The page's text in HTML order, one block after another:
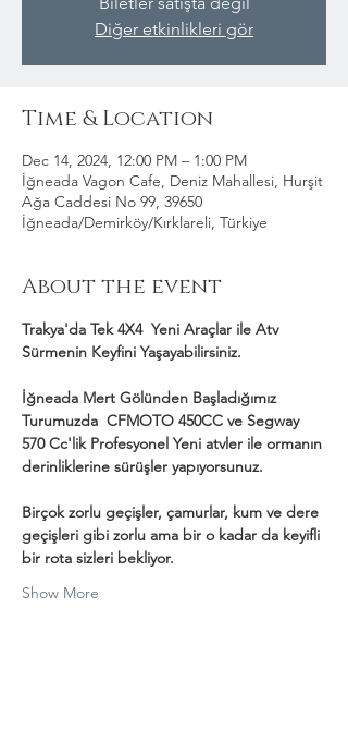
Diğer etkinlikleri gör
Time & Location
Dec 14, 2024, 12:00 PM – 1:00 PM
İğneada Vagon Cafe, Deniz Mahallesi, Hurşit
Ağa Caddesi No 99, 39650
İğneada/Demirköy/Kırklareli, Türkiye
About the event
Trakya'da Tek 4X4  Yeni Araçlar ile Atv
Sürmenin Keyfini Yaşayabilirsiniz.
İğneada Mert Gölünden Başladığımız
Turumuzda  CFMOTO 450CC ve Segway
570 Cc'lik Profesyonel Yeni atvler ile ormanın
derinliklerine sürüşler yapıyorsunuz.
Birçok zorlu geçişler, çamurlar, kum ve dere
geçişleri gibi zorlu ama bir o kadar da keyifli
bir rota sizleri bekliyor.
Show More